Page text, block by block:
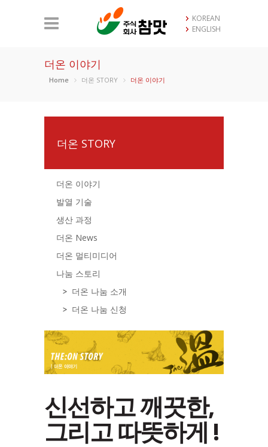
KOREAN
ENGLISH
더온 이야기
Home 더온 STORY 더온 이야기
더온 STORY
더온 이야기
발열 기술
생산 과정
더온 News
더온 멀티미디어
나눔 스토리
더온 나눔 소개
더온 나눔 신청
신선하고 깨끗한,
그리고 따뜻하게 !